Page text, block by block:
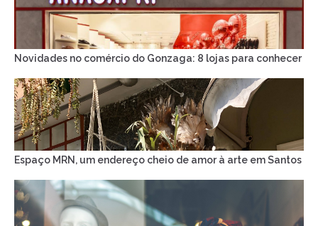
Novidades no comércio do Gonzaga: 8 lojas para conhecer
Espaço MRN, um endereço cheio de amor à arte em Santos